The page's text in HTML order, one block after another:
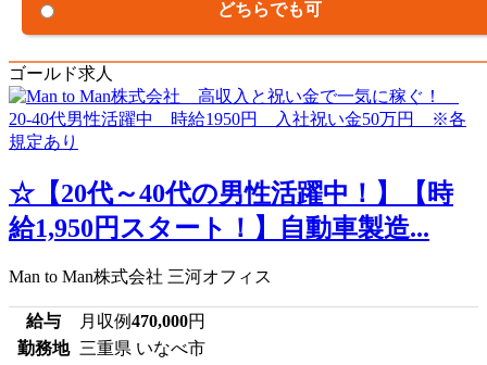
どちらでも可
ゴールド求人
☆【20代～40代の男性活躍中！】【時
給1,950円スタート！】自動車製造...
Man to Man株式会社 三河オフィス
給与 月収例470,000円
勤務地 三重県 いなべ市